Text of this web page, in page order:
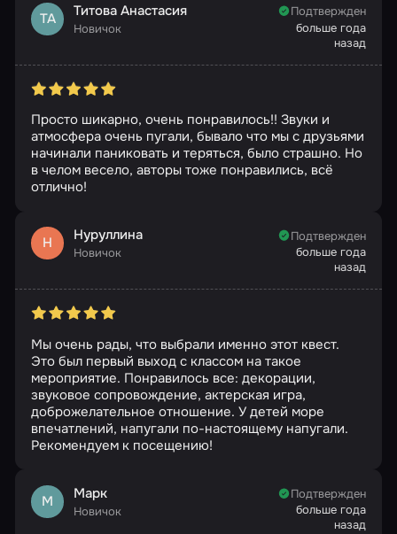
ТА Титова Анастасия
Новичок
Подтвержден
больше года
назад
Просто шикарно, очень понравилось!! Звуки и
атмосфера очень пугали, бывало что мы с друзьями
начинали паниковать и теряться, было страшно. Но
в челом весело, авторы тоже понравились, всë
отлично!
Н Нуруллина
Новичок
Подтвержден
больше года
назад
Мы очень рады, что выбрали именно этот квест.
Это был первый выход с классом на такое
мероприятие. Понравилось все: декорации,
звуковое сопровождение, актерская игра,
доброжелательное отношение. У детей море
впечатлений, напугали по-настоящему напугали.
Рекомендуем к посещению!
М Марк
Новичок
Подтвержден
больше года
назад